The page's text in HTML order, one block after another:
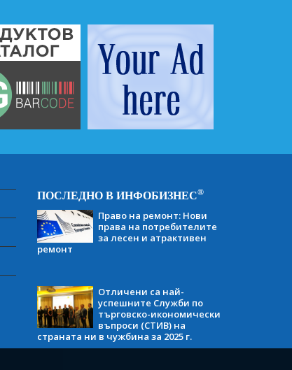
ПОСЛЕДНО В ИНФОБИЗНЕС®
Право на ремонт: Нови
права на потребителите
за лесен и атрактивен
ремонт
Отличени са най-
успешните Служби по
търговско-икономически
въпроси (СТИВ) на
страната ни в чужбина за 2025 г.